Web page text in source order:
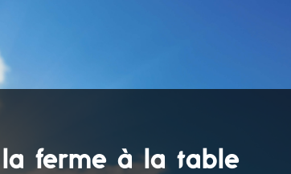
ferme à la table